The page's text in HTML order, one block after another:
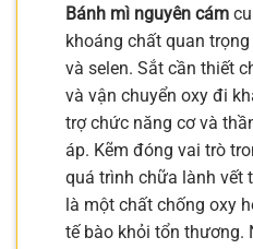
Bánh mì nguyên cám
khoáng chất quan
và selen. Sắt cần thiết
và vận chuyển oxy đi
trợ chức năng cơ và
áp. Kẽm đóng vai trò
quá trình chữa lành vết
là một chất chống oxy
tế bào khỏi tổn thương.